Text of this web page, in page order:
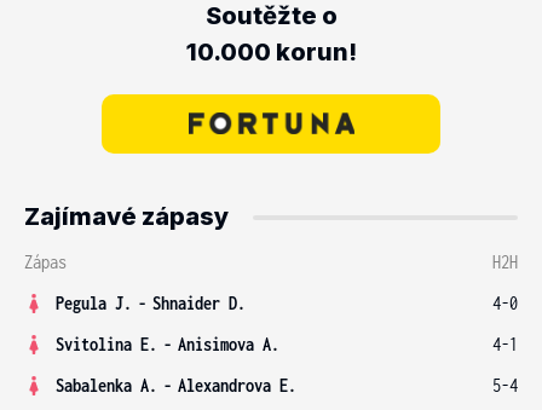
Soutěžte o
10.000 korun!
Zajímavé zápasy
Zápas
H2H
Pegula J. - Shnaider D.
4-0
Svitolina E. - Anisimova A.
4-1
Sabalenka A. - Alexandrova E.
5-4